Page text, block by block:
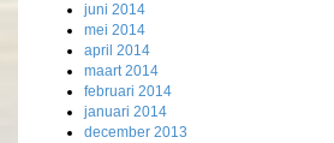
juni 2014
mei 2014
april 2014
maart 2014
februari 2014
januari 2014
december 2013